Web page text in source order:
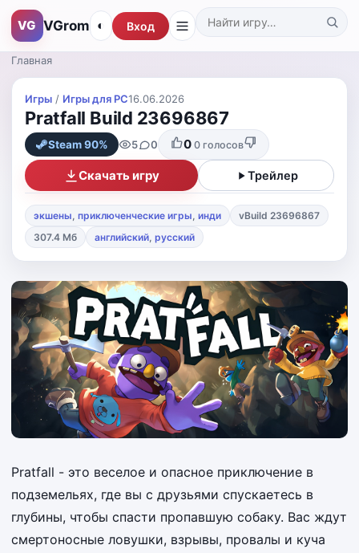
VG VGrom Поиск по каталогу
◐ Вход
Главная
Игры / Игры для PС16.06.2026
Pratfall Build 23696867
Steam 90% 5 0 0 0 голосов
Скачать игру Трейлер
экшены, приключенческие игры, инди
vBuild 23696867
307.4 Мб
английский, русский
Pratfall - это веселое и опасное приключение в
подземельях, где вы с друзьями спускаетесь в
глубины, чтобы спасти пропавшую собаку. Вас ждут
смертоносные ловушки, взрывы, провалы и куча